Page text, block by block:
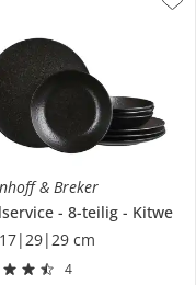
& Breker
8-teilig
Kitwe
cm
4